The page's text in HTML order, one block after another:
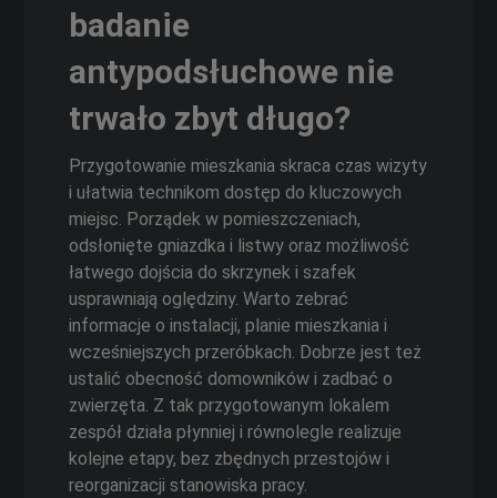
badanie
antypodsłuchowe nie
trwało zbyt długo?
Przygotowanie mieszkania skraca czas wizyty
i ułatwia technikom dostęp do kluczowych
miejsc. Porządek w pomieszczeniach,
odsłonięte gniazdka i listwy oraz możliwość
łatwego dojścia do skrzynek i szafek
usprawniają oględziny. Warto zebrać
informacje o instalacji, planie mieszkania i
wcześniejszych przeróbkach. Dobrze jest też
ustalić obecność domowników i zadbać o
zwierzęta. Z tak przygotowanym lokalem
zespół działa płynniej i równolegle realizuje
kolejne etapy, bez zbędnych przestojów i
reorganizacji stanowiska pracy.